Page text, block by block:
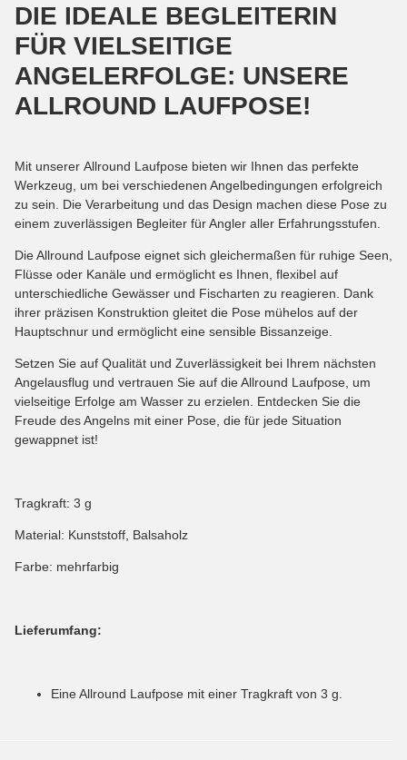
DIE IDEALE BEGLEITERIN
FÜR VIELSEITIGE
ANGELERFOLGE: UNSERE
ALLROUND LAUFPOSE!
Mit unserer Allround Laufpose bieten wir Ihnen das perfekte
Werkzeug, um bei verschiedenen Angelbedingungen erfolgreich
zu sein. Die Verarbeitung und das Design machen diese Pose zu
einem zuverlässigen Begleiter für Angler aller Erfahrungsstufen.
Die Allround Laufpose eignet sich gleichermaßen für ruhige Seen,
Flüsse oder Kanäle und ermöglicht es Ihnen, flexibel auf
unterschiedliche Gewässer und Fischarten zu reagieren. Dank
ihrer präzisen Konstruktion gleitet die Pose mühelos auf der
Hauptschnur und ermöglicht eine sensible Bissanzeige.
Setzen Sie auf Qualität und Zuverlässigkeit bei Ihrem nächsten
Angelausflug und vertrauen Sie auf die Allround Laufpose, um
vielseitige Erfolge am Wasser zu erzielen. Entdecken Sie die
Freude des Angelns mit einer Pose, die für jede Situation
gewappnet ist!
Tragkraft: 3 g
Material: Kunststoff, Balsaholz
Farbe: mehrfarbig
Lieferumfang:
Eine Allround Laufpose mit einer Tragkraft von 3 g.